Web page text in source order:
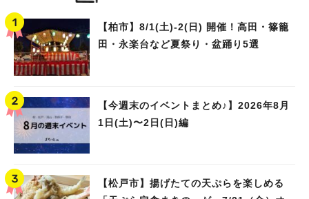
【柏市】8/1(土)‐2(日) 開催！高田・篠籠
田・永楽台など夏祭り・盆踊り5選
【今週末のイベントまとめ♪】2026年8月
1日(土)〜2日(日)編
【松戸市】揚げたての天ぷらを楽しめる